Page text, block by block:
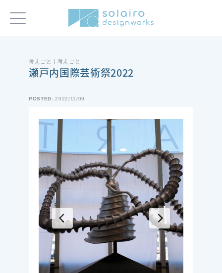
考えごと | 考えごと
瀬戸内国際芸術祭2022
POSTED:2022/11/09